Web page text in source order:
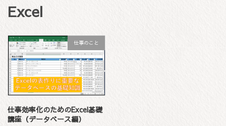
Excel
仕事のこと
仕事効率化のためのExcel基礎
講座（データベース編）